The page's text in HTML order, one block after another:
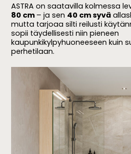
ASTRA on saatavilla kolmessa
80 cm – ja sen 40 cm syvä
mutta tarjoaa silti reilusti
sopii täydellisesti niin pieneen
kaupunkikylpyhuoneeseen kuin
perhetilaan.